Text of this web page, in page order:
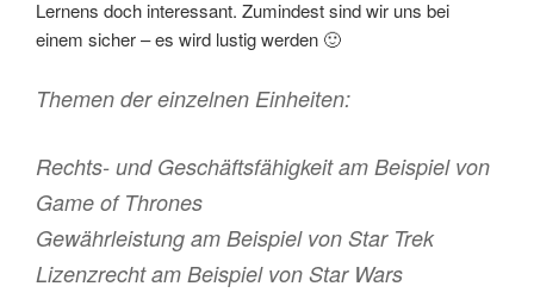
Lernens doch interessant. Zumindest sind wir uns bei
einem sicher – es wird lustig werden 🙂
Themen der einzelnen Einheiten:
Rechts- und Geschäftsfähigkeit am Beispiel von
Game of Thrones
Gewährleistung am Beispiel von Star Trek
Lizenzrecht am Beispiel von Star Wars